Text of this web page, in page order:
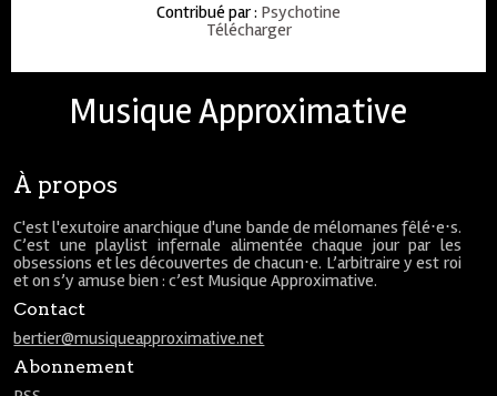
Contribué par: Psychotine
Télécharger
Musique Approximative
À propos
C'est l'exutoire anarchique d'une bande de mélomanes fêlé⋅e⋅s.
C’est une playlist infernale alimentée chaque jour par les
obsessions et les découvertes de chacun⋅e. L’arbitraire y est roi
et on s’y amuse bien : c’est Musique Approximative.
Contact
bertier@musiqueapproximative.net
Abonnement